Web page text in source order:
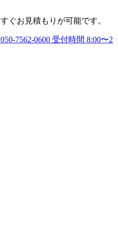
050-7562-0600 受付時間 8:00〜2